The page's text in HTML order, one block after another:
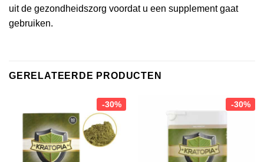
uit de gezondheidszorg voordat u een supplement gaat
gebruiken.
GERELATEERDE PRODUCTEN
-30% -30%